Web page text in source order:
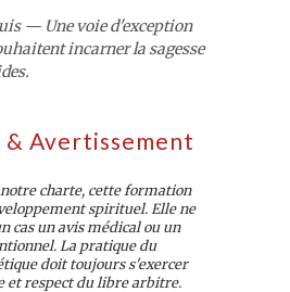
— Une voie d'exception
incarner la sagesse
& Avertissement
charte, cette formation
spirituel. Elle ne
cas un avis médical ou un
La pratique du
doit toujours s'exercer
et respect du libre arbitre.